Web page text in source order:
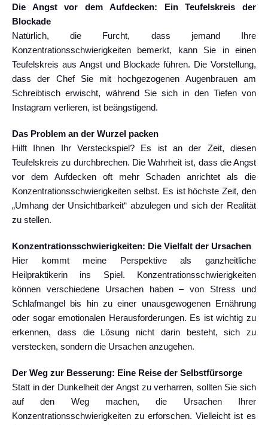
Die Angst vor dem Aufdecken: Ein Teufelskreis der
Blockade
Natürlich, die Furcht, dass jemand Ihre
Konzentrationsschwierigkeiten bemerkt, kann Sie in einen
Teufelskreis aus Angst und Blockade führen. Die Vorstellung,
dass der Chef Sie mit hochgezogenen Augenbrauen am
Schreibtisch erwischt, während Sie sich in den Tiefen von
Instagram verlieren, ist beängstigend.
Das Problem an der Wurzel packen
Hilft Ihnen Ihr Versteckspiel? Es ist an der Zeit, diesen
Teufelskreis zu durchbrechen. Die Wahrheit ist, dass die Angst
vor dem Aufdecken oft mehr Schaden anrichtet als die
Konzentrationsschwierigkeiten selbst. Es ist höchste Zeit, den
„Umhang der Unsichtbarkeit“ abzulegen und sich der Realität
zu stellen.
Konzentrationsschwierigkeiten: Die Vielfalt der Ursachen
Hier kommt meine Perspektive als ganzheitliche
Heilpraktikerin ins Spiel. Konzentrationsschwierigkeiten
können verschiedene Ursachen haben – von Stress und
Schlafmangel bis hin zu einer unausgewogenen Ernährung
oder sogar emotionalen Herausforderungen. Es ist wichtig zu
erkennen, dass die Lösung nicht darin besteht, sich zu
verstecken, sondern die Ursachen anzugehen.
Der Weg zur Besserung: Eine Reise der Selbstfürsorge
Statt in der Dunkelheit der Angst zu verharren, sollten Sie sich
auf den Weg machen, die Ursachen Ihrer
Konzentrationsschwierigkeiten zu erforschen. Vielleicht ist es